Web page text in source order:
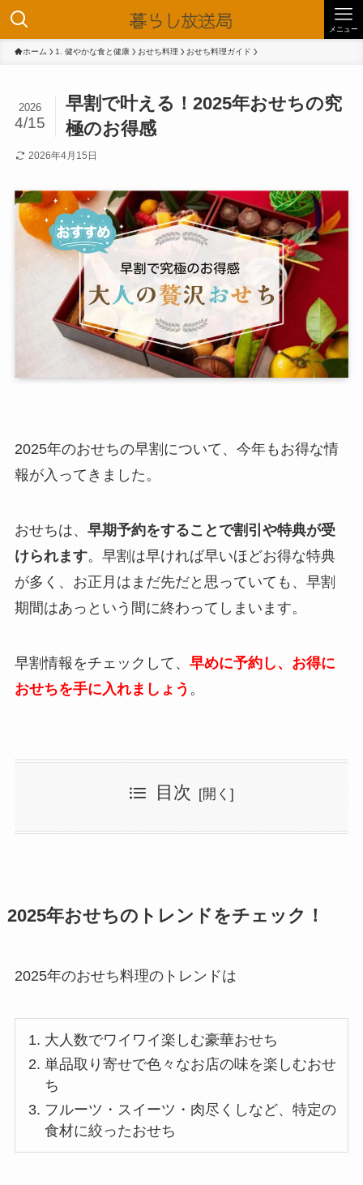
メニュー
ホーム 1. 健やかな食と健康 おせち料理 おせち料理ガイド
早割で叶える！2025年おせちの究
極のお得感
2026
4/15
2026年4月15日
2025年のおせちの早割について、今年もお得な情
報が入ってきました。
おせちは、 早期予約をすることで割引や特典が受
けられます。早割は早ければ早いほどお得な特典
が多く、お正月はまだ先だと思っていても、早割
期間はあっという間に終わってしまいます。
早割情報をチェックして、 早めに予約し、お得に
おせちを手に入れましょう 。
目次
2025年おせちのトレンドをチェック！
2025年のおせち料理のトレンドは
大人数でワイワイ楽しむ豪華おせち
単品取り寄せで色々なお店の味を楽しむおせ
ち
フルーツ・スイーツ・肉尽くしなど、特定の
食材に絞ったおせち